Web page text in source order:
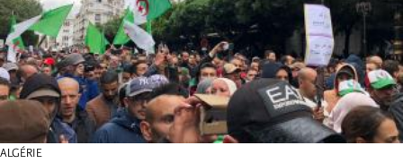
ALGÉRIE